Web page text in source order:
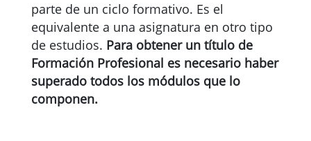
parte de un ciclo formativo. Es el
equivalente a una asignatura en otro tipo
de estudios. Para obtener un título de
Formación Profesional es necesario haber
superado todos los módulos que lo
componen.